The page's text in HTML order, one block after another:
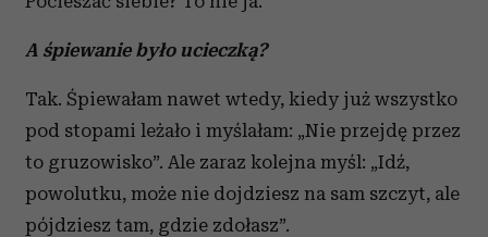
A śpiewanie było ucieczką?
Tak. Śpiewałam nawet wtedy, kiedy już wszystko
pod stopami leżało i myślałam: „Nie przejdę przez
to gruzowisko”. Ale zaraz kolejna myśl: „Idź,
powolutku, może nie dojdziesz na sam szczyt, ale
pójdziesz tam, gdzie zdołasz”.